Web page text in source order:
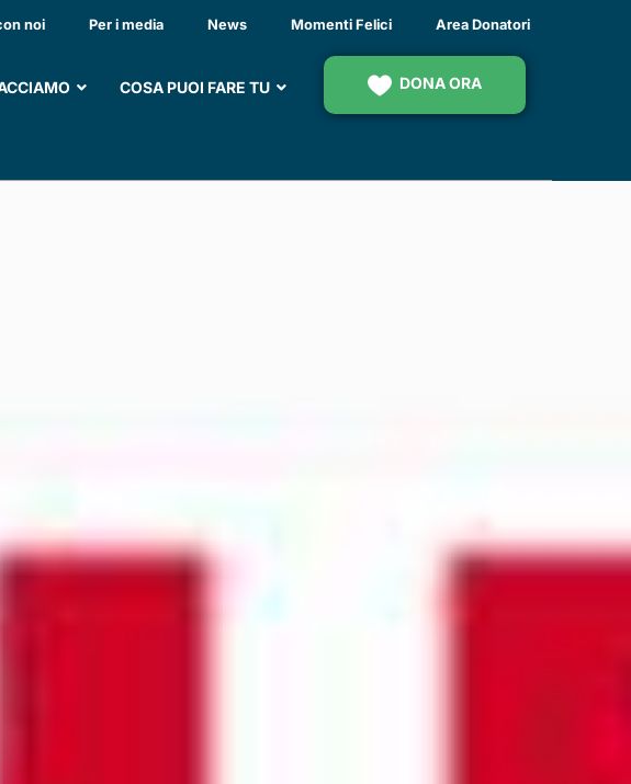
noi Per i media News Momenti Felici Area Donatori
COSA PUOI FARE TU DONA ORA
ATTREZZATO